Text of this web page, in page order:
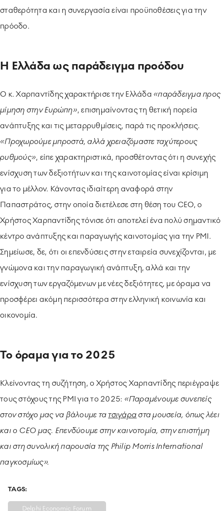
σταθερότητα και η συνεργασία είναι προϋποθέσεις για την
πρόοδο.
Η Ελλάδα ως παράδειγμα προόδου
Ο κ. Χαρπαντίδης χαρακτήρισε την Ελλάδα «παράδειγμα προς
μίμηση στην Ευρώπη», επισημαίνοντας τη θετική πορεία
ανάπτυξης και τις μεταρρυθμίσεις, παρά τις προκλήσεις.
«Προχωρούμε μπροστά, αλλά χρειαζόμαστε ταχύτερους
ρυθμούς», είπε χαρακτηριστικά, προσθέτοντας ότι η συνεχής
ενίσχυση των δεξιοτήτων και της καινοτομίας είναι κρίσιμη
για το μέλλον. Κάνοντας ιδιαίτερη αναφορά στην
Παπαστράτος, στην οποία διετέλεσε στη θέση του CEO, ο
Χρήστος Χαρπαντίδης τόνισε ότι αποτελεί ένα πολύ σημαντικό
κέντρο ανάπτυξης και παραγωγής καινοτομίας για την PMI.
Σημείωσε, δε, ότι οι επενδύσεις στην εταιρεία συνεχίζονται, με
γνώμονα και την παραγωγική ανάπτυξη, αλλά και την
ενίσχυση των εργαζόμενων με νέες δεξιότητες, με όραμα να
προσφέρει ακόμη περισσότερα στην ελληνική κοινωνία και
οικονομία.
Το όραμα για το 2025
Κλείνοντας τη συζήτηση, ο Χρήστος Χαρπαντίδης περιέγραψε
τους στόχους της PMI για το 2025: «Παραμένουμε συνεπείς
στον στόχο μας να βάλουμε τατσιγάραστα μουσεία, όπως λέει
και ο CEO μας. Επενδύουμε στην καινοτομία, στην επιστήμη
και στη συνολική παρουσία της Philip Morris International
παγκοσμίως».
TAGS:
Delphi Economic Forum